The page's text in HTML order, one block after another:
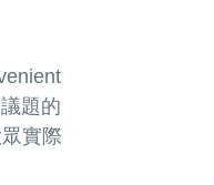
題的
實際